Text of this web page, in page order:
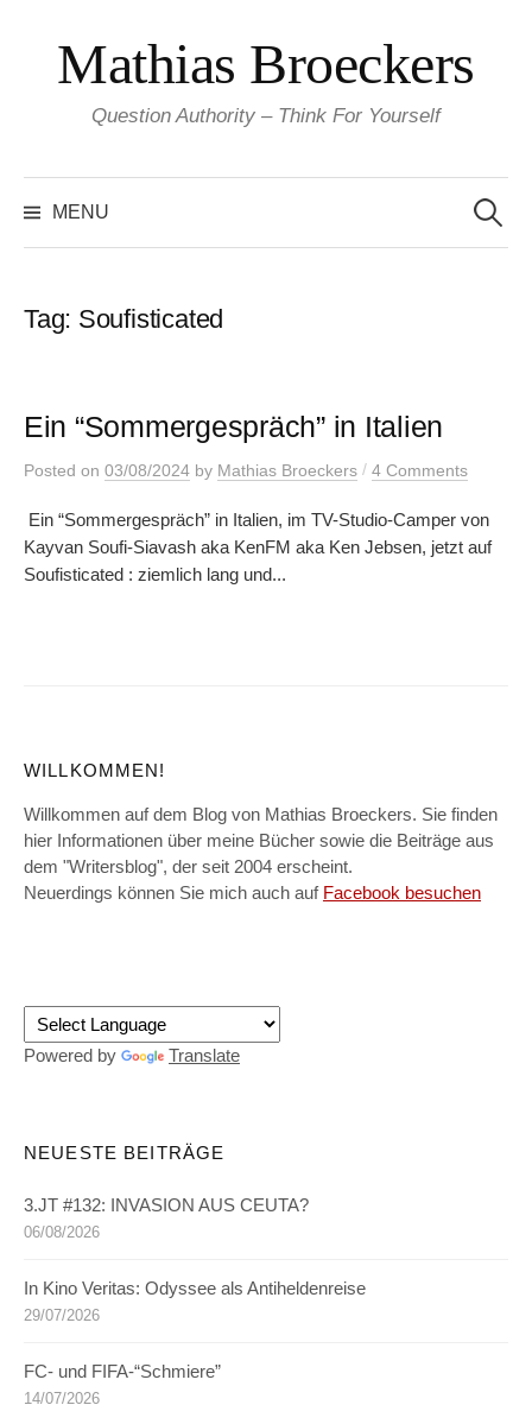
content
Mathias Broeckers
Question Authority – Think For Yourself
MENU
for:
Tag: Soufisticated
Ein “Sommergespräch” in Italien
Posted on 03/08/2024 by Mathias Broeckers / 4 Comments
Ein “Sommergespräch” in Italien, im TV-Studio-Camper von
Kayvan Soufi-Siavash aka KenFM aka Ken Jebsen, jetzt auf
Soufisticated : ziemlich lang und...
WILLKOMMEN!
Willkommen auf dem Blog von Mathias Broeckers. Sie finden
hier Informationen über meine Bücher sowie die Beiträge aus
dem "Writersblog", der seit 2004 erscheint.
Neuerdings können Sie mich auch auf Facebook besuchen
Powered by Translate
NEUESTE BEITRÄGE
3.JT #132: INVASION AUS CEUTA?
06/08/2026
In Kino Veritas: Odyssee als Antiheldenreise
29/07/2026
FC- und FIFA-“Schmiere”
14/07/2026